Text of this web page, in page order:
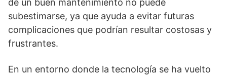
de un buen mantenimiento no puede
subestimarse, ya que ayuda a evitar futuras
complicaciones que podrían resultar costosas y
frustrantes.
En un entorno donde la tecnología se ha vuelto